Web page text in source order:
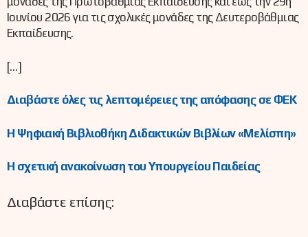
Ιουνίου 2026 για τις σχολικές μονάδες της Δευτεροβάθμιας
Εκπαίδευσης.
[…]
Διαβάστε όλες τις λεπτομέρειες της απόφασης σε ΦΕΚ
Η Ψηφιακή Βιβλιοθήκη Διδακτικών Βιβλίων «Μελίσπη»
Η σχετική ανακοίνωση του Υπουργείου Παιδείας
Διαβάστε επίσης: